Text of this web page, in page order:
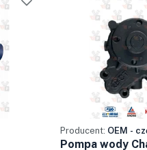
Producent: OEM -
Pompa wody